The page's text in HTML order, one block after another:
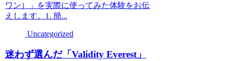
ワン）」を実際に使ってみた体験をお伝
えします。1. 簡...
Uncategorized
迷わず選んだ「Validity Everest」